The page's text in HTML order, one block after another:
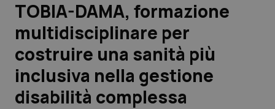
Scienza e Farmaci
Studi e Analisi
Lettere al direttore
TOBIA-DAMA, formazione
multidisciplinare per
costruire una sanità più
inclusiva nella gestione
disabilità complessa